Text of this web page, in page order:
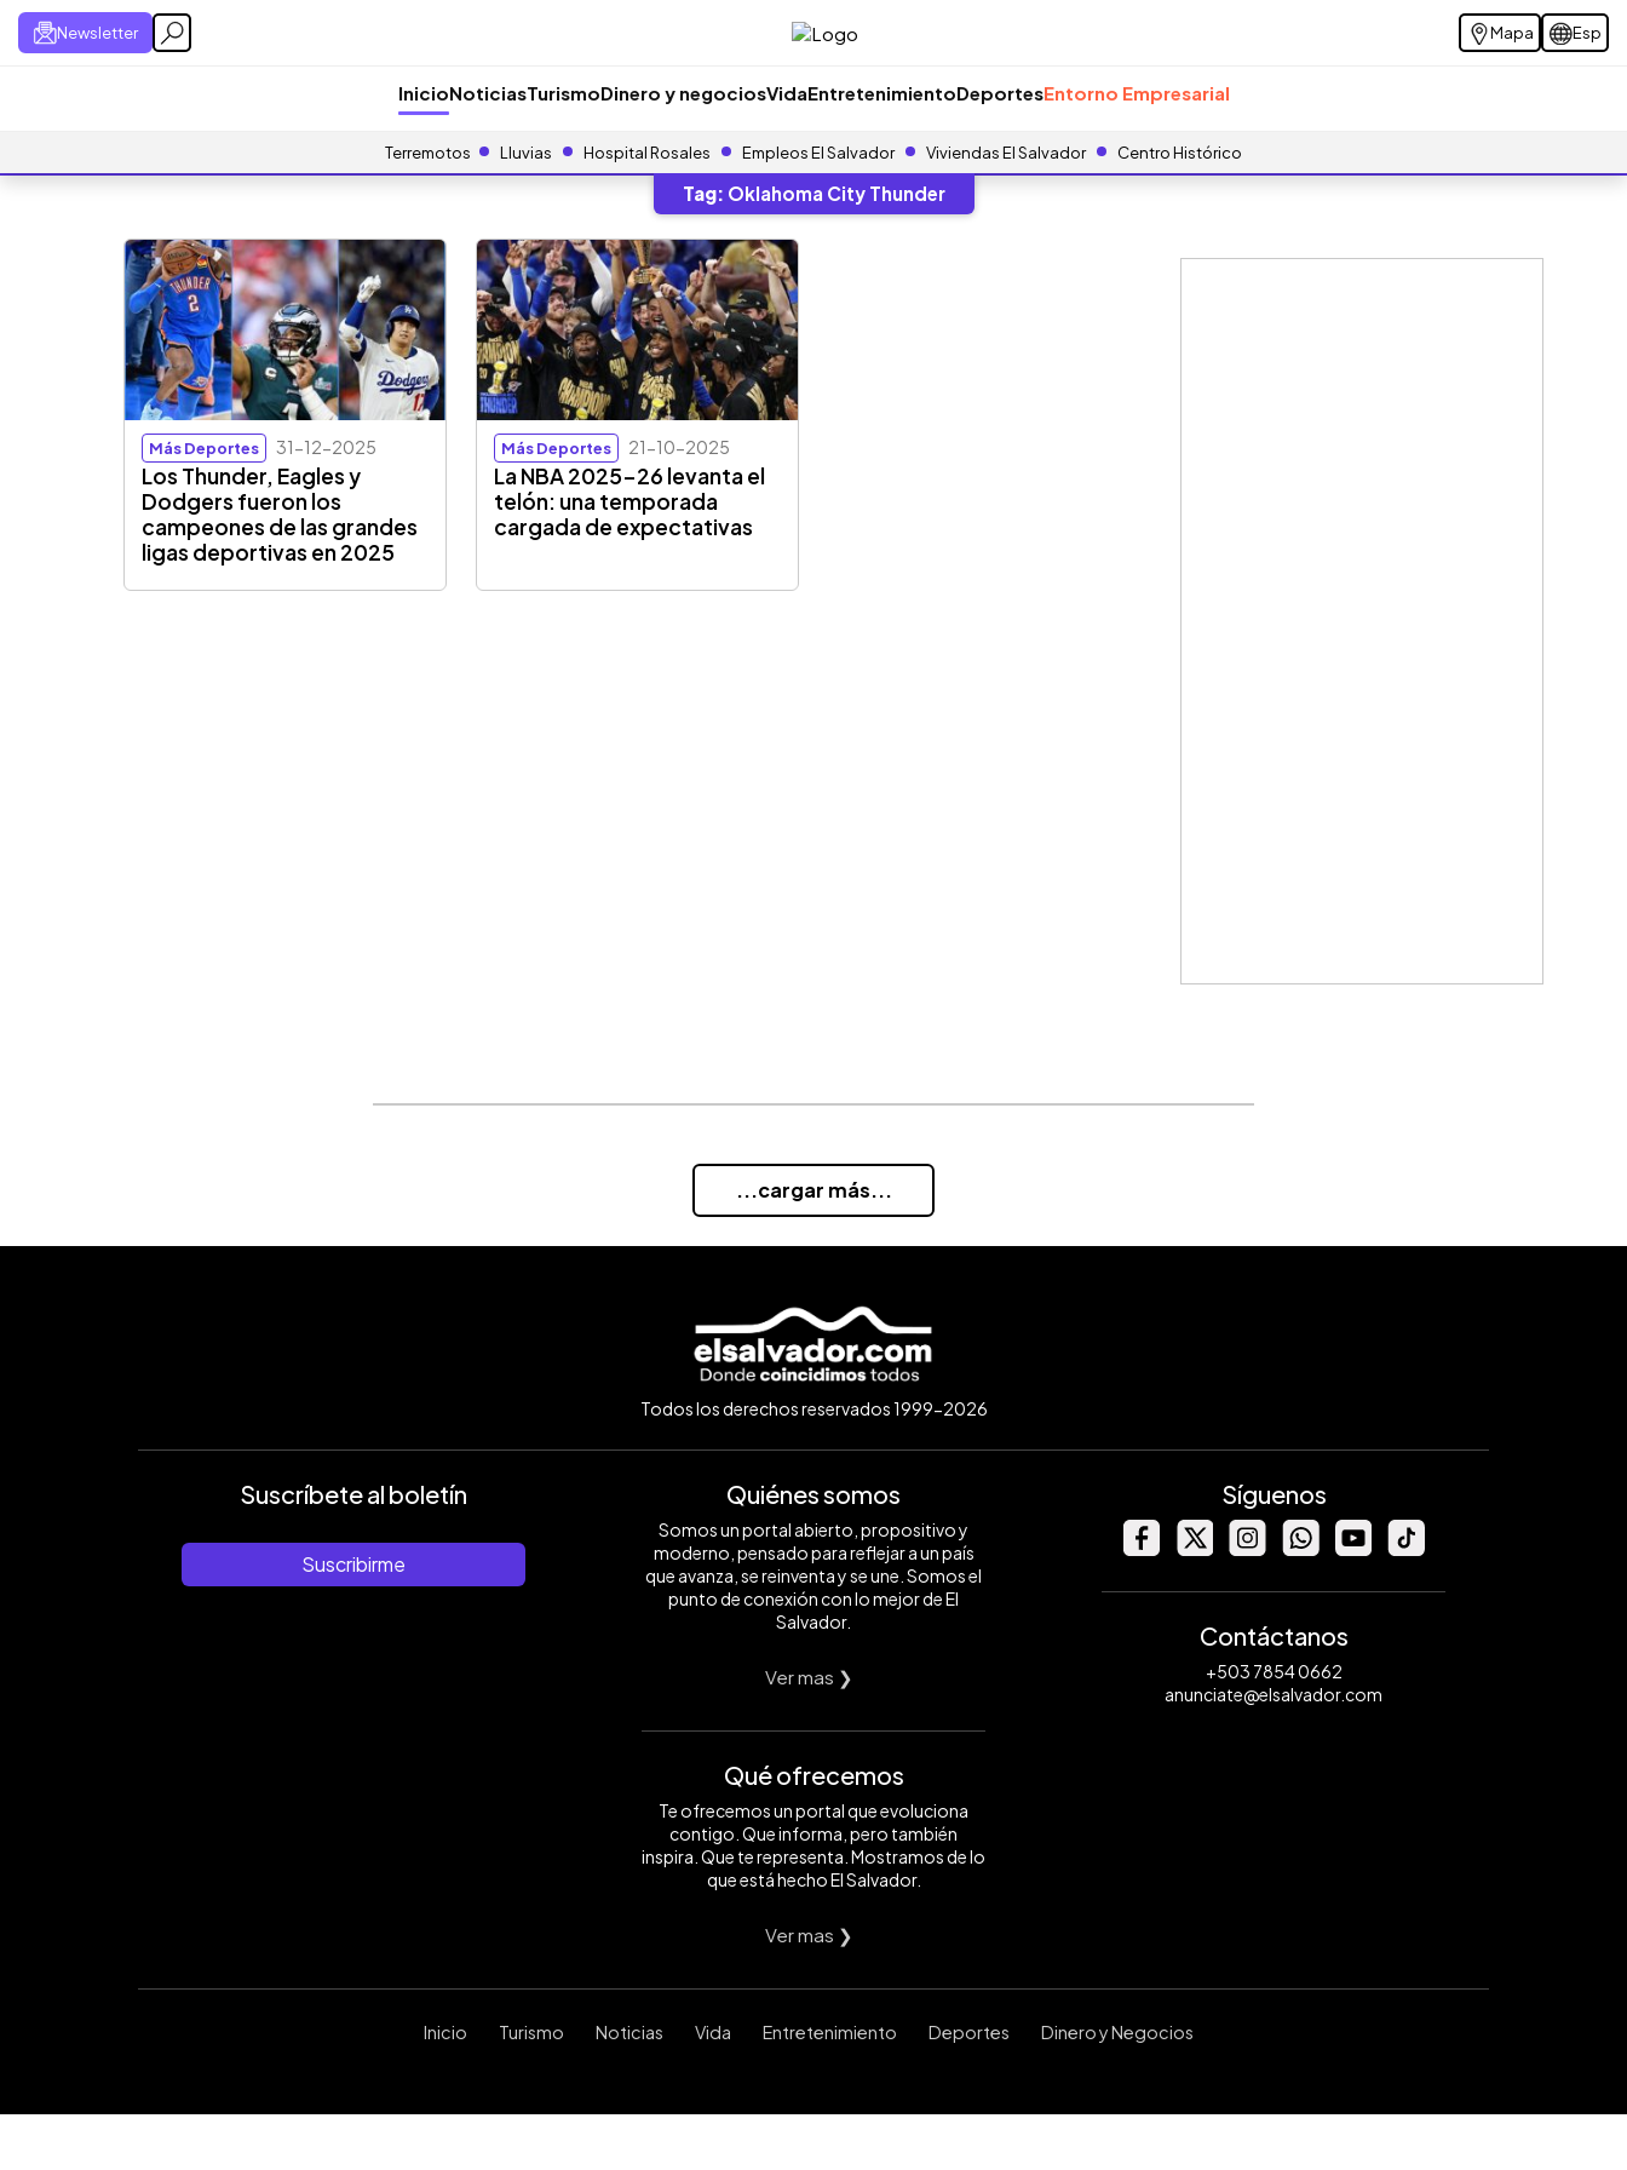
Newsletter Mapa Esp
InicioNoticiasTurismoDinero y negociosVidaEntretenimientoDeportesEntorno Empresarial
Terremotos Lluvias Hospital Rosales Empleos El Salvador Viviendas El Salvador Centro Histórico
Tag: Oklahoma City Thunder
Más Deportes 31-12-2025
Los Thunder, Eagles y
Dodgers fueron los
campeones de las grandes
ligas deportivas en 2025
Más Deportes 21-10-2025
La NBA 2025-26 levanta el
telón: una temporada
cargada de expectativas
...cargar más...
Todos los derechos reservados 1999-2026
Suscríbete al boletín
Suscribirme
Quiénes somos
Somos un portal abierto, propositivo y
moderno, pensado para reflejar a un país
que avanza, se reinventa y se une. Somos el
punto de conexión con lo mejor de El
Salvador.
Ver mas ❯
Qué ofrecemos
Te ofrecemos un portal que evoluciona
contigo. Que informa, pero también
inspira. Que te representa. Mostramos de lo
que está hecho El Salvador.
Ver mas ❯
Síguenos
Contáctanos
+503 7854 0662
anunciate@elsalvador.com
Inicio Turismo Noticias Vida Entretenimiento Deportes Dinero y Negocios